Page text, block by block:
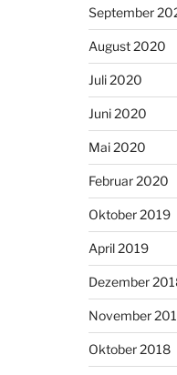
September
August 2020
Juli 2020
Juni 2020
Mai 2020
Februar 2020
Oktober 2019
April 2019
Dezember
November
Oktober 2018